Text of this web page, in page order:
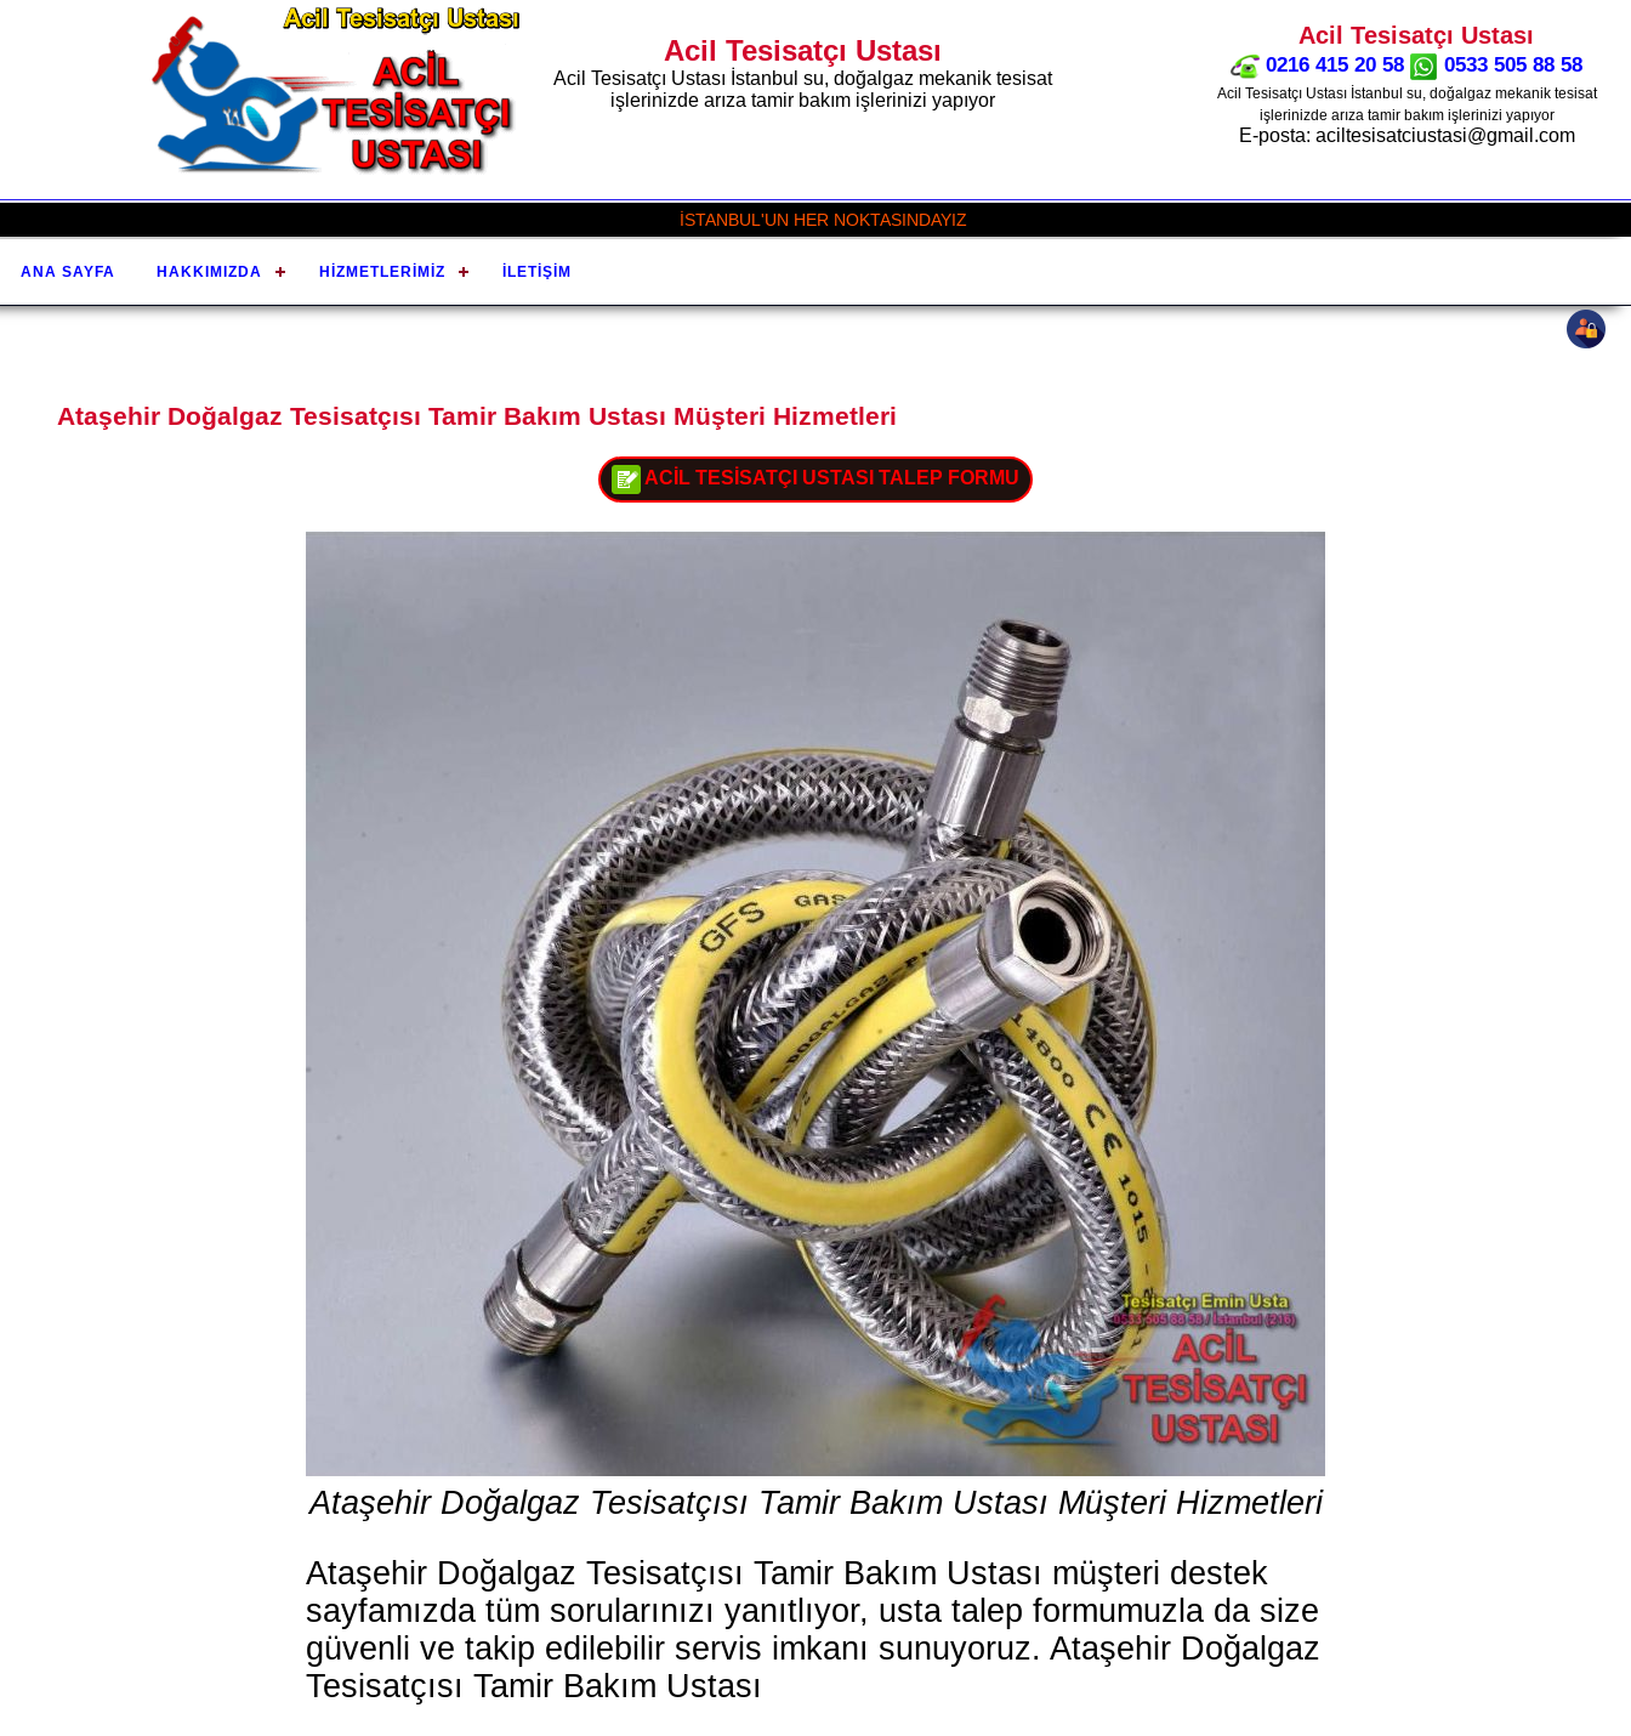
Acil Tesisatçı Ustası
Acil Tesisatçı Ustası İstanbul su, doğalgaz mekanik tesisat
işlerinizde arıza tamir bakım işlerinizi yapıyor
Acil Tesisatçı Ustası
0216 415 20 58 0533 505 88 58
Acil Tesisatçı Ustası İstanbul su, doğalgaz mekanik tesisat
işlerinizde arıza tamir bakım işlerinizi yapıyor
E-posta: aciltesisatciustasi@gmail.com
İSTANBUL'UN HER NOKTASINDAYIZ
ANA SAYFA HAKKIMIZDA HIZMETLERIMIZ İLETIŞIM
Ataşehir Doğalgaz Tesisatçısı Tamir Bakım Ustası Müşteri Hizmetleri
ACİL TESİSATÇI USTASI TALEP FORMU
Ataşehir Doğalgaz Tesisatçısı Tamir Bakım Ustası Müşteri Hizmetleri
Ataşehir Doğalgaz Tesisatçısı Tamir Bakım Ustası müşteri destek
sayfamızda tüm sorularınızı yanıtlıyor, usta talep formumuzla da size
güvenli ve takip edilebilir servis imkanı sunuyoruz. Ataşehir Doğalgaz
Tesisatçısı Tamir Bakım Ustası